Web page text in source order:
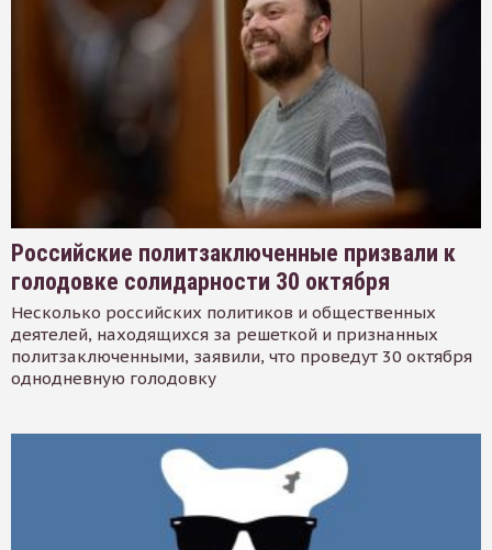
Российские политзаключенные призвали к
голодовке солидарности 30 октября
Несколько российских политиков и общественных
деятелей, находящихся за решеткой и признанных
политзаключенными, заявили, что проведут 30 октября
однодневную голодовку